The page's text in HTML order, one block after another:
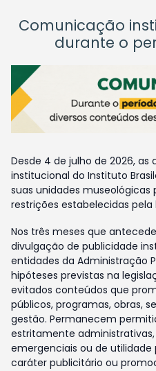
Comunicação
durante o
Desde 4 de julho de 2026,
institucional do Instituto
suas unidades museológicas
restrições estabelecidas pela
Nos três meses que
divulgação de publicidade
entidades da Administração
hipóteses previstas na
evitados conteúdos que
públicos, programas, obras,
gestão. Permanecem
estritamente
emergenciais ou de
caráter publicitário ou